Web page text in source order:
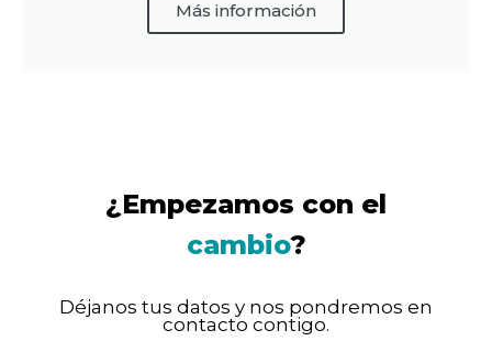
Más información
¿Empezamos con el
cambio?
Déjanos tus datos y nos pondremos en
contacto contigo.